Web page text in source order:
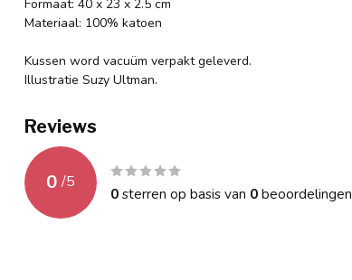
Formaat: 40 x 23 x 2.5 cm
Materiaal: 100% katoen
Kussen word vacuüm verpakt geleverd.
Illustratie Suzy Ultman.
Reviews
0 /5
0sterren op basis van 0beoordelingen